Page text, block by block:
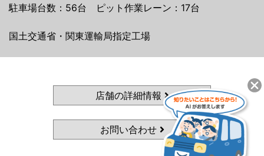
駐車場台数：56台 ピット作業レーン：17台
国土交通省・関東運輸局指定工場
店舗の詳細情報
お問い合わせ